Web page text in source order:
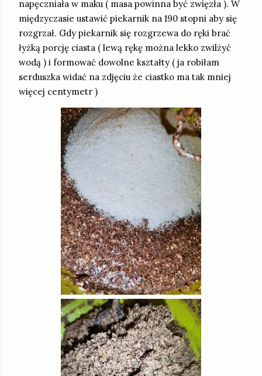
napęczniała w maku ( masa powinna być zwięzła ). W
międzyczasie ustawić piekarnik na 190 stopni aby się
rozgrzał. Gdy piekarnik się rozgrzewa do ręki brać
łyżką porcję ciasta ( lewą rękę można lekko zwilżyć
wodą ) i formować dowolne kształty ( ja robiłam
serduszka widać na zdjęciu że ciastko ma tak mniej
więcej centymetr )